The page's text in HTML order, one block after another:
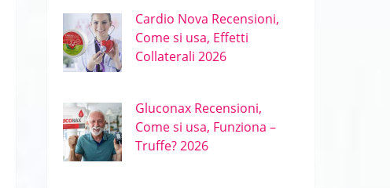
Cardio Nova Recensioni,
Come si usa, Effetti
Collaterali 2026
Gluconax Recensioni,
Come si usa, Funziona –
Truffe? 2026